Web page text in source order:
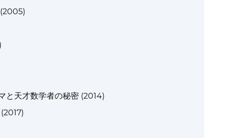
と天才数学者の秘密 (2014)